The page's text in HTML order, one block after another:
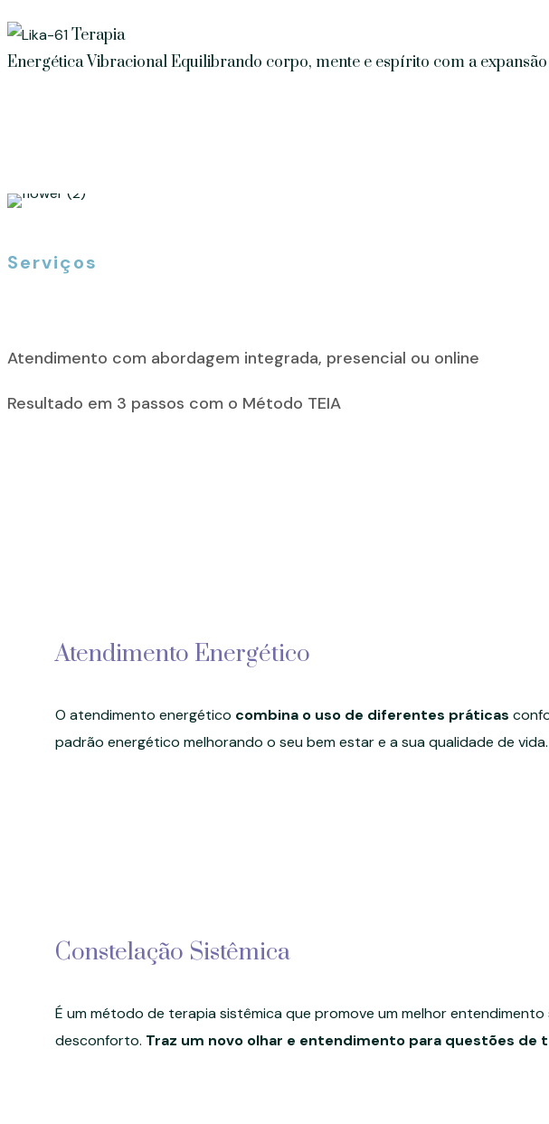
Terapia
Energética VibracionalEquilibrando corpo, mente e espírito com a
Serviços
Atendimento com abordagem integrada, presencial ou online
Resultado em 3 passos com o Método TEIA
Atendimento Energético
O atendimento energético combina o uso de diferentes práticas
padrão energético melhorando o seu bem estar e a sua qualidade de vida.
Constelação Sistêmica
É um método de terapia sistêmica que promove um melhor
desconforto. Traz um novo olhar e entendimento para questões de